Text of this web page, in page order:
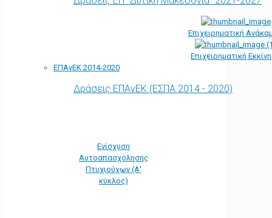
Επιχειρηματική
Επιχειρηματική
ΕΠΑνΕΚ 2014-2020
Δράσεις ΕΠΑνΕΚ (ΕΣΠΑ 2014 - 2020)
Ενίσχυση
Αυτοαπασχόλησης
Πτυχιούχων (Α'
κύκλος)